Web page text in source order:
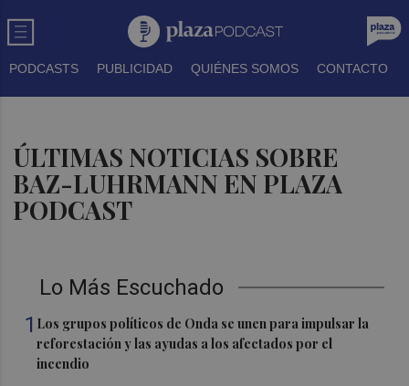
PODCASTS PUBLICIDAD QUIÉNES SOMOS CONTACTO
ÚLTIMAS NOTICIAS SOBRE
BAZ-LUHRMANN EN PLAZA
PODCAST
Lo Más Escuchado
1 Los grupos políticos de Onda se unen para impulsar la
reforestación y las ayudas a los afectados por el
incendio